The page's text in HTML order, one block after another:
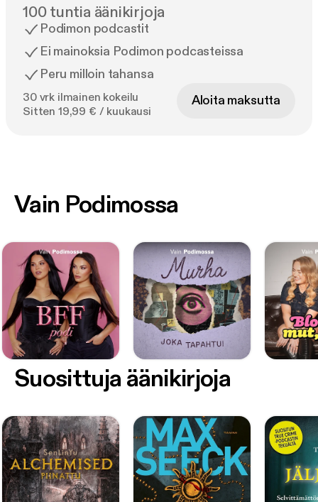
100 tuntia äänikirjoja
Podimon podcastit
Ei mainoksia Podimon podcasteissa
Peru milloin tahansa
30 vrk ilmainen kokeilu
Sitten 19,99 € / kuukausi
Aloita maksutta
Vain Podimossa
Suosittuja äänikirjoja